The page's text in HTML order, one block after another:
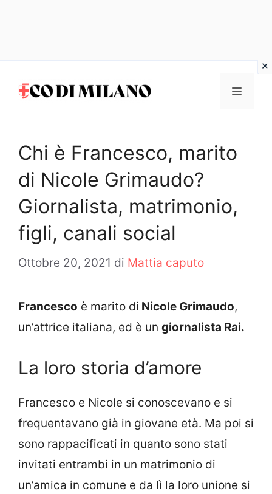
MENU
Chi è Francesco, marito
di Nicole Grimaudo?
Giornalista, matrimonio,
figli, canali social
Ottobre 20, 2021 di Mattia caputo
Francesco è marito di Nicole Grimaudo,
un’attrice italiana, ed è un giornalista Rai.
La loro storia d’amore
Francesco e Nicole si conoscevano e si
frequentavano già in giovane età. Ma poi si
sono rappacificati in quanto sono stati
invitati entrambi in un matrimonio di
un’amica in comune e da lì la loro unione si